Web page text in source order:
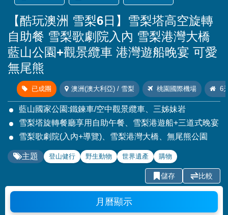
【酷玩澳洲 雪梨6日】雪梨塔高空旋轉
自助餐 雪梨歌劇院入內 雪梨港灣大橋
藍山公園+觀景纜車 港灣遊船晚宴 可愛
無尾熊
已成團 澳洲(澳大利亞) / 雪梨 桃園國際機場 6
藍山國家公園:鐵鍊車/空中觀景纜車、三姊妹岩
雪梨塔旋轉餐廳享用自助午餐、雪梨港遊船+三道式晚宴
雪梨歌劇院(入內+導覽)、雪梨港灣大橋、無尾熊公園
主題 登山健行 野生動物 世界遺產 購物
儲存 比較
月曆顯示